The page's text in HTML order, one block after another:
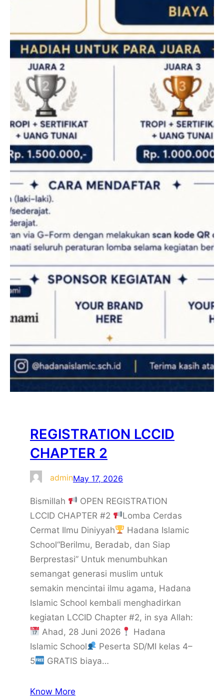
REGISTRATION LCCID
CHAPTER 2
adminMay 17, 2026
Bismillah
OPEN REGISTRATION
LCCID CHAPTER #2
Lomba Cerdas
Cermat Ilmu Diniyyah
Hadana Islamic
School“Berilmu, Beradab, dan Siap
Berprestasi” Untuk menumbuhkan
semangat generasi muslim untuk
semakin mencintai ilmu agama, Hadana
Islamic School kembali menghadirkan
kegiatan LCCID Chapter #2, in sya Allah:
Ahad, 28 Juni 2026
Hadana
Islamic School
Peserta SD/MI kelas 4–
5
GRATIS biaya…
Know More